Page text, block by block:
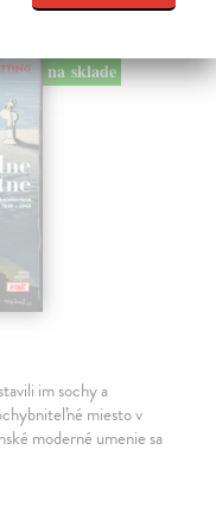
na sklade
im sochy a
miesto v
moderné umenie sa